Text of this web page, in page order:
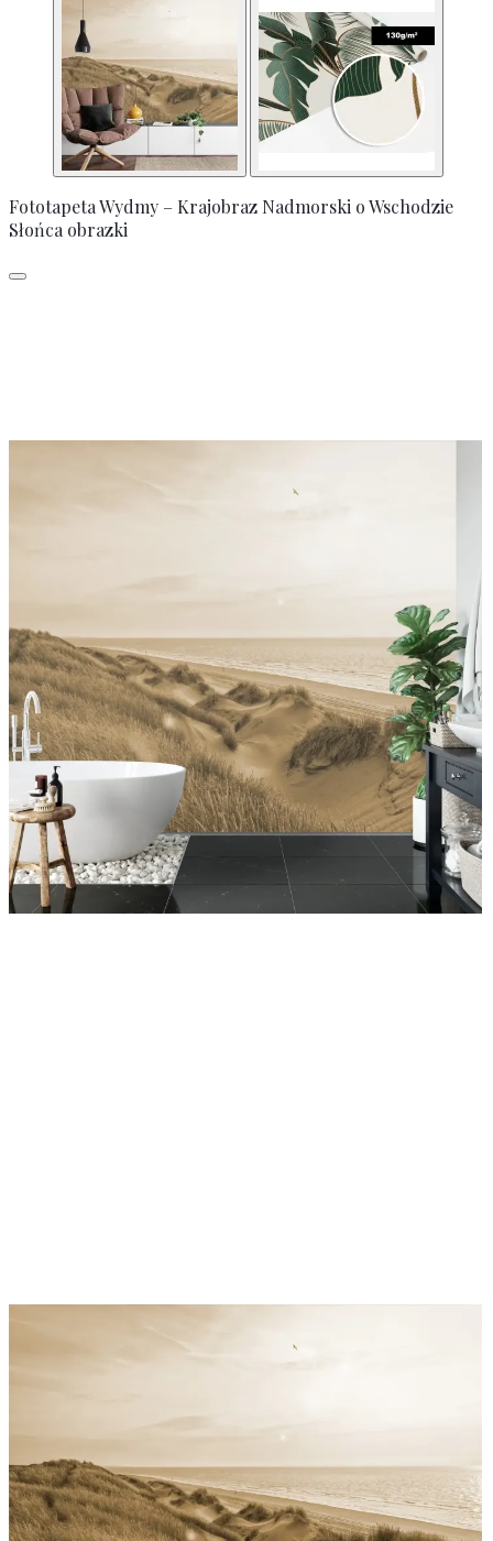
Fototapeta Wydmy – Krajobraz Nadmorski o Wschodzie
Słońca obrazki